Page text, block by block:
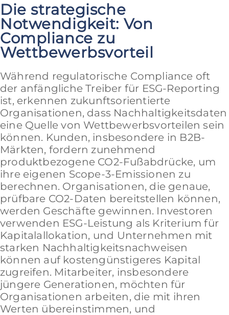
Die strategische
Notwendigkeit: Von
Compliance zu
Wettbewerbsvorteil
Während regulatorische Compliance oft
der anfängliche Treiber für ESG-Reporting
ist, erkennen zukunftsorientierte
Organisationen, dass Nachhaltigkeitsdaten
eine Quelle von Wettbewerbsvorteilen sein
können. Kunden, insbesondere in B2B-
Märkten, fordern zunehmend
produktbezogene CO2-Fußabdrücke, um
ihre eigenen Scope-3-Emissionen zu
berechnen. Organisationen, die genaue,
prüfbare CO2-Daten bereitstellen können,
werden Geschäfte gewinnen. Investoren
verwenden ESG-Leistung als Kriterium für
Kapitalallokation, und Unternehmen mit
starken Nachhaltigkeitsnachweisen
können auf kostengünstigeres Kapital
zugreifen. Mitarbeiter, insbesondere
jüngere Generationen, möchten für
Organisationen arbeiten, die mit ihren
Werten übereinstimmen, und